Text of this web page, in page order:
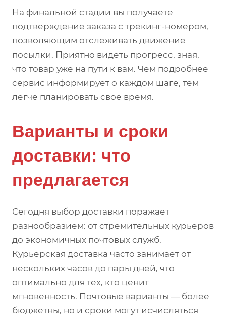
На финальной стадии вы получаете
подтверждение заказа с трекинг-номером,
позволяющим отслеживать движение
посылки. Приятно видеть прогресс, зная,
что товар уже на пути к вам. Чем подробнее
сервис информирует о каждом шаге, тем
легче планировать своё время.
Варианты и сроки
доставки: что
предлагается
Сегодня выбор доставки поражает
разнообразием: от стремительных курьеров
до экономичных почтовых служб.
Курьерская доставка часто занимает от
нескольких часов до пары дней, что
оптимально для тех, кто ценит
мгновенность. Почтовые варианты — более
бюджетны, но и сроки могут исчисляться